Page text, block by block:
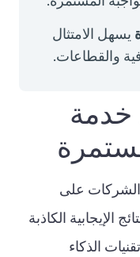
يسهل الامتثال
والقطاعات.
خدمة
الشركات على
الإيجابية الكاذبة
الذكاء